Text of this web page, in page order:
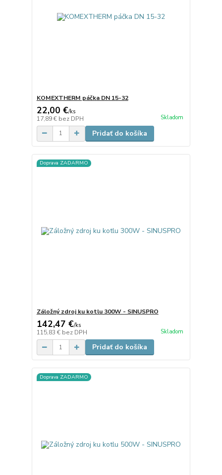
KOMEXTHERM páčka DN 15-32
22,00 €/ks
17,89 € bez DPH Skladom
Pridať do košíka
Doprava ZADARMO
Záložný zdroj ku kotlu 300W - SINUSPRO
142,47 €/ks
115,83 € bez DPH Skladom
Pridať do košíka
Doprava ZADARMO